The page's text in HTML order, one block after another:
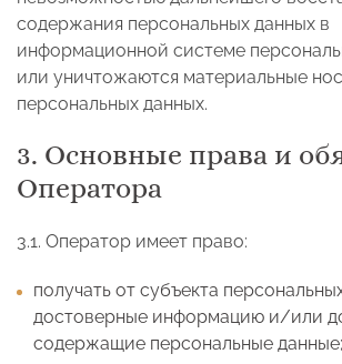
содержания персональных данных в
информационной системе
или уничтожаются материальные
персональных данных.
3. Основные права и
Оператора
3.1. Оператор имеет право:
получать от субъекта
достоверные информацию и/или
содержащие персональные данные;